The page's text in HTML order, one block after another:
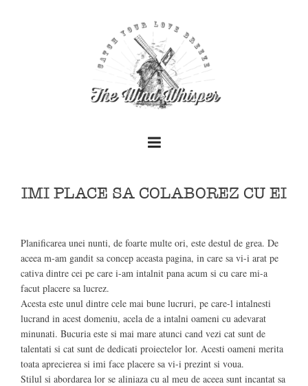
IMI PLACE SA COLABOREZ CU EI
Planificarea unei nunti, de foarte multe ori, este destul de grea. De
aceea m-am gandit sa concep aceasta pagina, in care sa vi-i arat pe
cativa dintre cei pe care i-am intalnit pana acum si cu care mi-a
facut placere sa lucrez.
Acesta este unul dintre cele mai bune lucruri, pe care-l intalnesti
lucrand in acest domeniu, acela de a intalni oameni cu adevarat
minunati. Bucuria este si mai mare atunci cand vezi cat sunt de
talentati si cat sunt de dedicati proiectelor lor. Acesti oameni merita
toata aprecierea si imi face placere sa vi-i prezint si voua.
Stilul si abordarea lor se aliniaza cu al meu de aceea sunt incantat sa